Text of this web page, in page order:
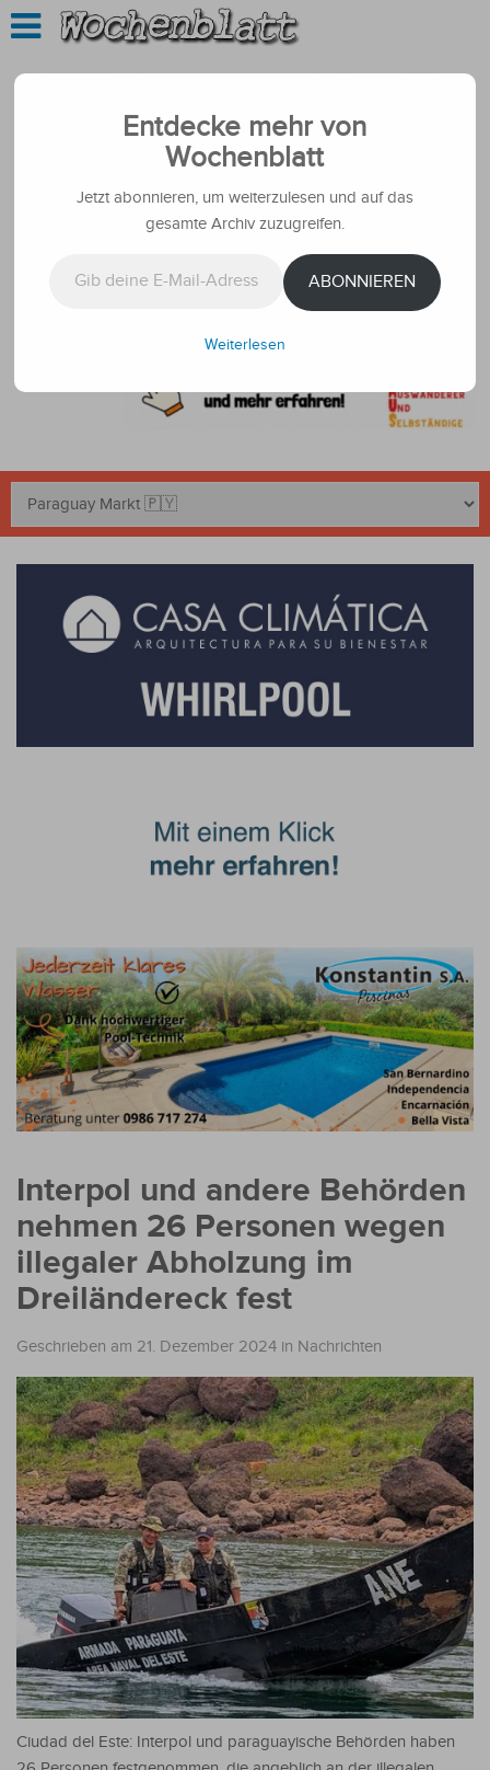
Interpol und andere Behörden
nehmen 26 Personen wegen
illegaler Abholzung im
Dreiländereck fest
Geschrieben am 21. Dezember 2024 in Nachrichten
Ciudad del Este: Interpol und paraguayische Behörden haben
Entdecke mehr von
Wochenblatt
Jetzt abonnieren, um weiterzulesen und auf das
gesamte Archiv zuzugreifen.
ABONNIEREN
Weiterlesen